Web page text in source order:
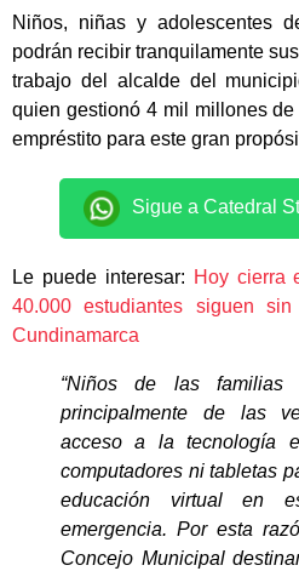
Niños, niñas y adolescentes
podrán recibir tranquilamente
trabajo del alcalde del
quien gestionó 4 mil millones
empréstito para este gran
Sigue a Catedral
Le puede interesar: Hoy cierra
40.000 estudiantes siguen
Cundinamarca
“Niños de las familias
principalmente de las
acceso a la tecnología
computadores ni tabletas
educación virtual en
emergencia. Por esta
Concejo Municipal